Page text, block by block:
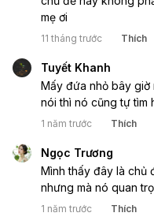
mẹ ơi
11 tháng trước Thích
Tuyết Khanh
Mấy đứa nhỏ bây giờ
nói thì nó cũng tự tìm
1 năm trước Thích
Ngọc Trương
Mình thấy đây là chủ
nhưng mà nó quan
1 năm trước Thích